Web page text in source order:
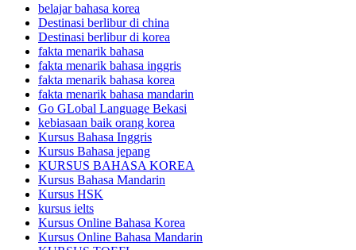
belajar bahasa korea
Destinasi berlibur di china
Destinasi berlibur di korea
fakta menarik bahasa
fakta menarik bahasa inggris
fakta menarik bahasa korea
fakta menarik bahasa mandarin
Go GLobal Language Bekasi
kebiasaan baik orang korea
Kursus Bahasa Inggris
Kursus Bahasa jepang
KURSUS BAHASA KOREA
Kursus Bahasa Mandarin
Kursus HSK
kursus ielts
Kursus Online Bahasa Korea
Kursus Online Bahasa Mandarin